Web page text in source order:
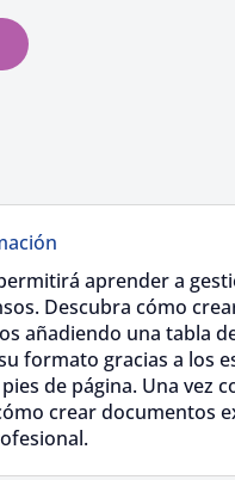
aprender a
Descubra cómo
añadiendo una tabla
formato gracias a los
de página. Una vez
crear documentos